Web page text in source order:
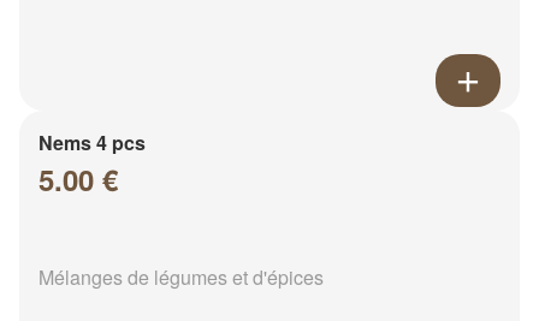
Nems 4 pcs
5.00 €
Mélanges de légumes et d'épices